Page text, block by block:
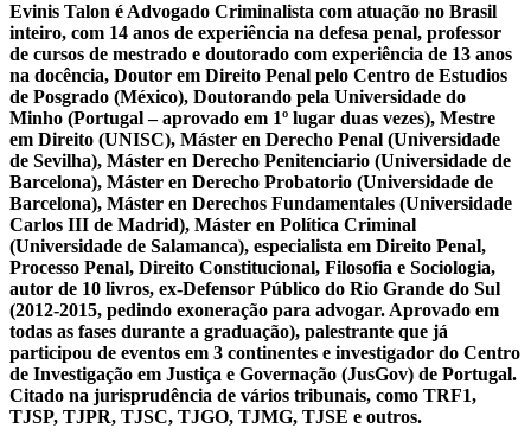
Evinis Talon é Advogado Criminalista com atuação no Brasil
inteiro, com 14 anos de experiência na defesa penal, professor
de cursos de mestrado e doutorado com experiência de 13 anos
na docência, Doutor em Direito Penal pelo Centro de Estudios
de Posgrado (México), Doutorando pela Universidade do
Minho (Portugal – aprovado em 1º lugar duas vezes), Mestre
em Direito (UNISC), Máster en Derecho Penal (Universidade
de Sevilha), Máster en Derecho Penitenciario (Universidade de
Barcelona), Máster en Derecho Probatorio (Universidade de
Barcelona), Máster en Derechos Fundamentales (Universidade
Carlos III de Madrid), Máster en Política Criminal
(Universidade de Salamanca), especialista em Direito Penal,
Processo Penal, Direito Constitucional, Filosofia e Sociologia,
autor de 10 livros, ex-Defensor Público do Rio Grande do Sul
(2012-2015, pedindo exoneração para advogar. Aprovado em
todas as fases durante a graduação), palestrante que já
participou de eventos em 3 continentes e investigador do Centro
de Investigação em Justiça e Governação (JusGov) de Portugal.
Citado na jurisprudência de vários tribunais, como TRF1,
TJSP, TJPR, TJSC, TJGO, TJMG, TJSE e outros.